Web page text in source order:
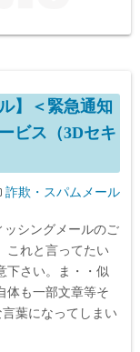
】＜緊急通知
ビス（3Dセキ
詐欺・スパムメール
ッシングメールのご
これと言ってたい
下さい。ま・・似
体も一部文章等そ
葉になってしまい